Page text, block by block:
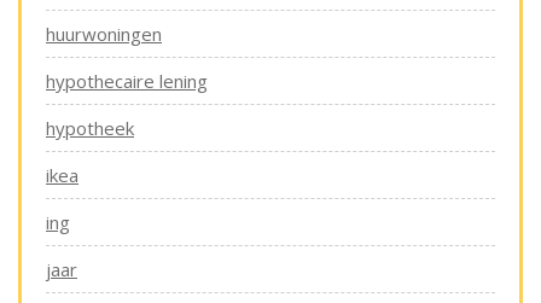
huurwoningen
hypothecaire lening
hypotheek
ikea
ing
jaar